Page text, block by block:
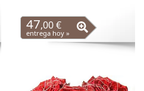
47,00 €
entrega hoy »